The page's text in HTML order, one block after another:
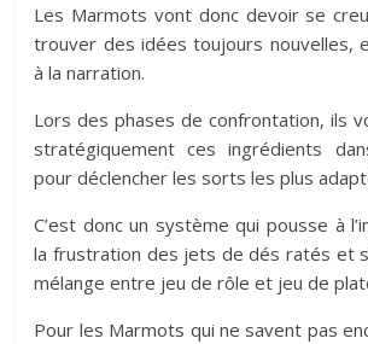
Les Marmots vont donc devoir se
trouver des idées toujours nouvelles,
à la narration.
Lors des phases de confrontation, ils
stratégiquement ces ingrédients
pour déclencher les sorts les plus
C’est donc un système qui pousse à
la frustration des jets de dés ratés et
mélange entre jeu de rôle et jeu de
Pour les Marmots qui ne savent pas